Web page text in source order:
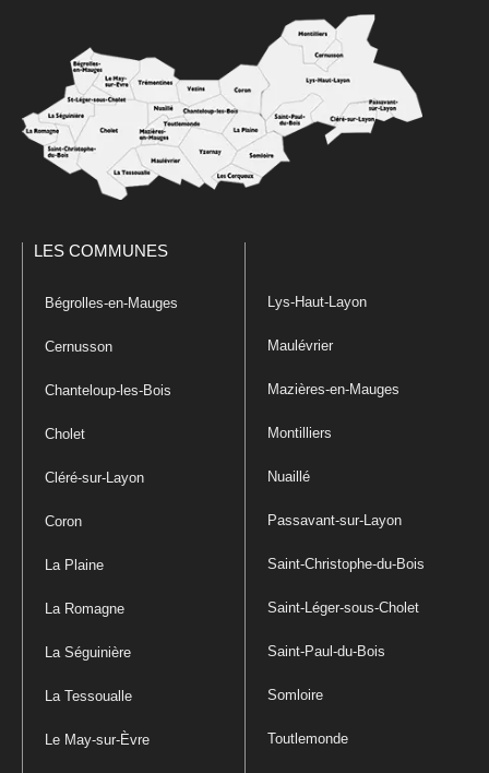
LES COMMUNES
Bégrolles-en-Mauges
Cernusson
Chanteloup-les-Bois
Cholet
Cléré-sur-Layon
Coron
La Plaine
La Romagne
La Séguinière
La Tessoualle
Le May-sur-Èvre
Lys-Haut-Layon
Maulévrier
Mazières-en-Mauges
Montilliers
Nuaillé
Passavant-sur-Layon
Saint-Christophe-du-Bois
Saint-Léger-sous-Cholet
Saint-Paul-du-Bois
Somloire
Toutlemonde